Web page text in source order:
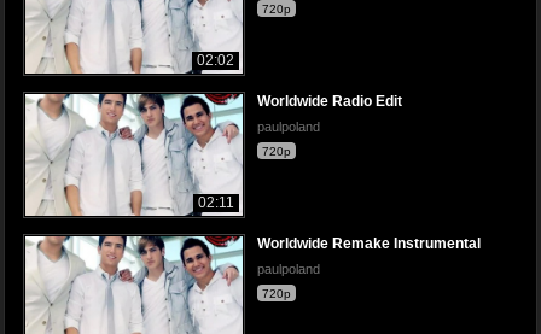
02:02
720p
02:11
Worldwide Radio Edit
paulpoland
720p
Worldwide Remake Instrumental
paulpoland
720p